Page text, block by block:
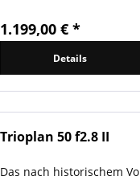
1.199,00 € *
Details
Trioplan 50 f2.8 II
Das nach historischem